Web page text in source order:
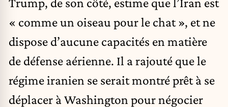
« comme un oiseau pour le chat », et ne
dispose d’aucune capacités en matière
de défense aérienne. Il a rajouté que le
régime iranien se serait montré prêt à se
déplacer à Washington pour négocier